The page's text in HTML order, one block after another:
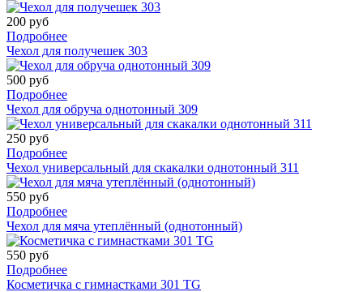
200 руб
Подробнее
Чехол для получешек 303
500 руб
Подробнее
Чехол для обруча однотонный 309
250 руб
Подробнее
Чехол универсальный для скакалки однотонный 311
550 руб
Подробнее
Чехол для мяча утеплённый (однотонный)
550 руб
Подробнее
Косметичка с гимнастками 301 TG